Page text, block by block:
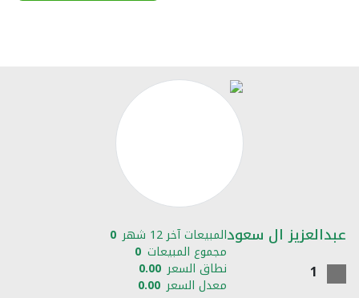
عبدالعزيز ال سعود
1
المبيعات آخر 12 شهر 0
مجموع المبيعات 0
نطاق السعر 0.00
معدل السعر 0.00